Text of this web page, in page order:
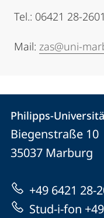
Tel.: 06421 28-
Mail: zas@uni-
Kontakt
und
Informationen
zur
Website
Philipps-
Universität
Philipps-
Biegenstraße 10
35037 Marburg
+49 6421 28-
Stud-i-fon